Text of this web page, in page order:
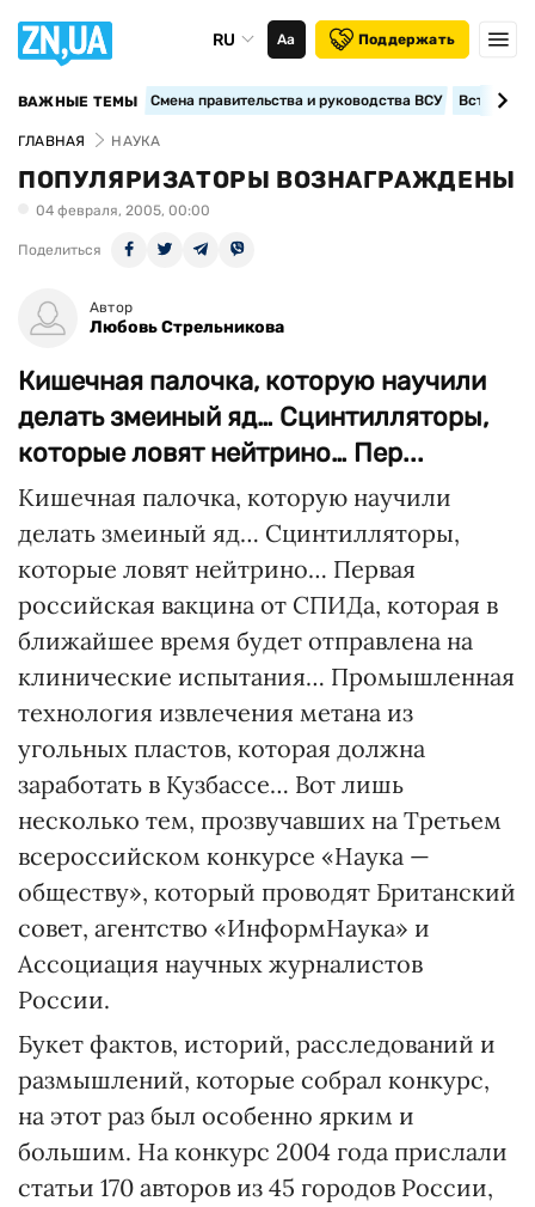
RU Аа Поддержать
ВАЖНЫЕ ТЕМЫ Смена правительства и руководства ВСУ
ГЛАВНАЯ НАУКА
ПОПУЛЯРИЗАТОРЫ ВОЗНАГРАЖДЕНЫ
04 февраля, 2005, 00:00
Поделиться
Автор
Любовь Стрельникова
Кишечная палочка, которую научили
делать змеиный яд… Сцинтилляторы,
которые ловят нейтрино… Пер...
Кишечная палочка, которую научили
делать змеиный яд… Сцинтилляторы,
которые ловят нейтрино… Первая
российская вакцина от СПИДа, которая в
ближайшее время будет отправлена на
клинические испытания… Промышленная
технология извлечения метана из
угольных пластов, которая должна
заработать в Кузбассе… Вот лишь
несколько тем, прозвучавших на Третьем
всероссийском конкурсе «Наука —
обществу», который проводят Британский
совет, агентство «ИнформНаука» и
Ассоциация научных журналистов
России.
Букет фактов, историй, расследований и
размышлений, которые собрал конкурс,
на этот раз был особенно ярким и
большим. На конкурс 2004 года прислали
статьи 170 авторов из 45 городов России,